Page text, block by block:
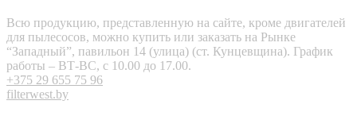
Всю продукцию, представленную на сайте, кроме двигателей
для пылесосов, можно купить или заказать на Рынке
“Западный”, павильон 14 (улица) (ст. Кунцевщина). График
работы – ВТ-ВС, с 10.00 до 17.00.
+375 29 655 75 96
filterwest.by